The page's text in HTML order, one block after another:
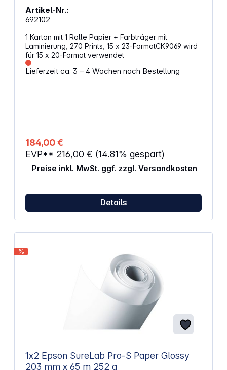
Artikel-Nr.:
692102
1 Karton mit 1 Rolle Papier + Farbträger mit
Laminierung, 270 Prints, 15 x 23-FormatCK9069 wird
für 15 x 20-Format verwendet
Lieferzeit ca. 3 – 4 Wochen nach Bestellung
184,00 €
EVP** 216,00 € (14.81% gespart)
Preise inkl. MwSt. ggf. zzgl. Versandkosten
Details
%
1x2 Epson SureLab Pro-S Paper Glossy
203 mm x 65 m 252 g